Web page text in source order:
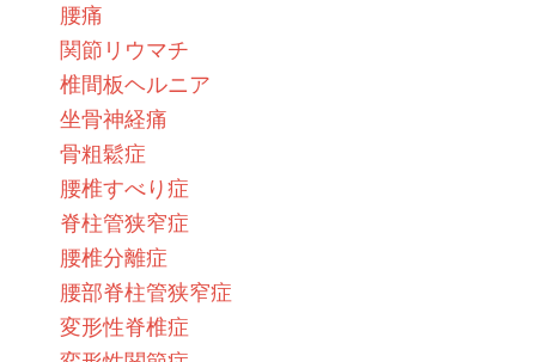
腰痛
関節リウマチ
椎間板ヘルニア
坐骨神経痛
骨粗鬆症
腰椎すべり症
脊柱管狭窄症
腰椎分離症
腰部脊柱管狭窄症
変形性脊椎症